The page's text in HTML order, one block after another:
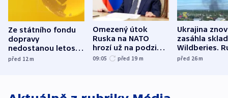
Ze státního fondu
dopravy
nedostanou letos
kraje na silnice ani
před 12m
Omezený útok
Ruska na NATO
hrozí už na podzim,
varují tajné služby
09:05 před 19 m
Ukrajina
zasáhla
Wildberies.
útočili v
před 26m